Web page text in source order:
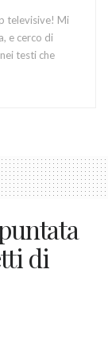
televisive! Mi
e cerco di
testi che
di